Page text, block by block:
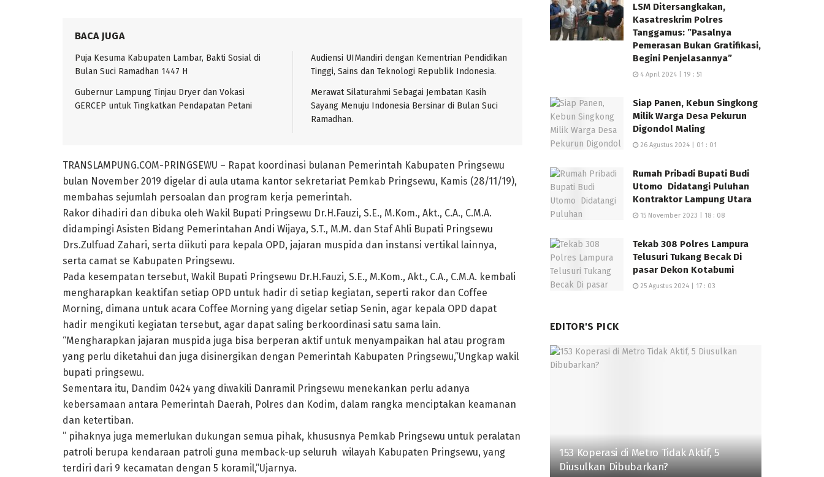
BACA JUGA
Puja Kesuma Kabupaten Lambar, Bakti Sosial di
Bulan Suci Ramadhan 1447 H
Gubernur Lampung Tinjau Dryer dan Vokasi
GERCEP untuk Tingkatkan Pendapatan Petani
Audiensi UIMandiri dengan Kementrian Pendidikan
Tinggi, Sains dan Teknologi Republik Indonesia.
Merawat Silaturahmi Sebagai Jembatan Kasih
Sayang Menuju Indonesia Bersinar di Bulan Suci
Ramadhan.
TRANSLAMPUNG.COM-PRINGSEWU – Rapat koordinasi bulanan Pemerintah Kabupaten Pringsewu
bulan November 2019 digelar di aula utama kantor sekretariat Pemkab Pringsewu, Kamis (28/11/19),
membahas sejumlah persoalan dan program kerja pemerintah.
Rakor dihadiri dan dibuka oleh Wakil Bupati Pringsewu Dr.H.Fauzi, S.E., M.Kom., Akt., C.A., C.M.A.
didampingi Asisten Bidang Pemerintahan Andi Wijaya, S.T., M.M. dan Staf Ahli Bupati Pringsewu
Drs.Zulfuad Zahari, serta diikuti para kepala OPD, jajaran muspida dan instansi vertikal lainnya,
serta camat se Kabupaten Pringsewu.
Pada kesempatan tersebut, Wakil Bupati Pringsewu Dr.H.Fauzi, S.E., M.Kom., Akt., C.A., C.M.A. kembali
mengharapkan keaktifan setiap OPD untuk hadir di setiap kegiatan, seperti rakor dan Coffee
Morning, dimana untuk acara Coffee Morning yang digelar setiap Senin, agar kepala OPD dapat
hadir mengikuti kegiatan tersebut, agar dapat saling berkoordinasi satu sama lain.
“Mengharapkan jajaran muspida juga bisa berperan aktif untuk menyampaikan hal atau program
yang perlu diketahui dan juga disinergikan dengan Pemerintah Kabupaten Pringsewu,”Ungkap wakil
bupati pringsewu.
Sementara itu, Dandim 0424 yang diwakili Danramil Pringsewu menekankan perlu adanya
kebersamaan antara Pemerintah Daerah, Polres dan Kodim, dalam rangka menciptakan keamanan
dan ketertiban.
” pihaknya juga memerlukan dukungan semua pihak, khususnya Pemkab Pringsewu untuk peralatan
patroli berupa kendaraan patroli guna memback-up seluruh wilayah Kabupaten Pringsewu, yang
terdiri dari 9 kecamatan dengan 5 koramil,”Ujarnya.
LSM Ditersangkakan,
Kasatreskrim Polres
Tanggamus: ”Pasalnya
Pemerasan Bukan Gratifikasi,
Begini Penjelasannya”
4 April 2024 | 19 : 51
Siap Panen, Kebun Singkong
Milik Warga Desa Pekurun
Digondol Maling
26 Agustus 2024 | 01 : 01
Rumah Pribadi Bupati Budi
Utomo Didatangi Puluhan
Kontraktor Lampung Utara
15 November 2023 | 18 : 08
Tekab 308 Polres Lampura
Telusuri Tukang Becak Di
pasar Dekon Kotabumi
25 Agustus 2024 | 17 : 03
EDITOR'S PICK
153 Koperasi di Metro Tidak Aktif, 5
Diusulkan Dibubarkan?